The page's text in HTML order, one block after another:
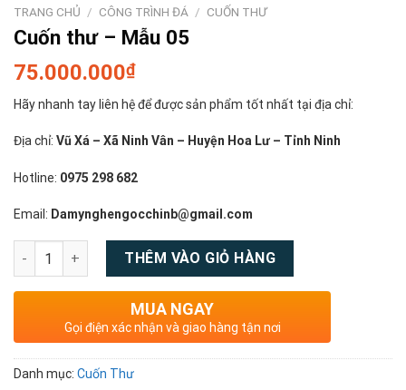
TRANG CHỦ / CÔNG TRÌNH ĐÁ / CUỐN THƯ
Cuốn thư – Mẫu 05
75.000.000₫
Hãy nhanh tay liên hệ để được sản phẩm tốt nhất tại địa chỉ:
Địa chỉ: Vũ Xá – Xã Ninh Vân – Huyện Hoa Lư – Tỉnh Ninh
Hotline: 0975 298 682
Email: Damynghengocchinb@gmail.com
Số lượng THÊM VÀO GIỎ HÀNG
MUA NGAY
Gọi điện xác nhận và giao hàng tận nơi
Danh mục: Cuốn Thư